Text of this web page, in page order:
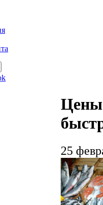
Цены
25